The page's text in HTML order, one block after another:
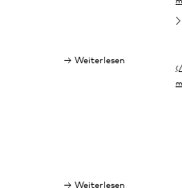
Weiterlesen
Weiterlesen